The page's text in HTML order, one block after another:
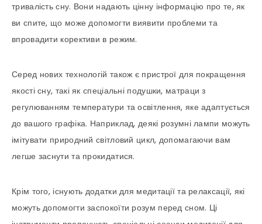
тривалість сну. Вони надають цінну інформацію про те, як
ви спите, що може допомогти виявити проблеми та
впровадити корективи в режим.
Серед нових технологій також є пристрої для покращення
якості сну, такі як спеціальні подушки, матраци з
регулюванням температури та освітлення, яке адаптується
до вашого графіка. Наприклад, деякі розумні лампи можуть
імітувати природний світловий цикл, допомагаючи вам
легше заснути та прокидатися.
Крім того, існують додатки для медитації та релаксації, які
можуть допомогти заспокоїти розум перед сном. Ці